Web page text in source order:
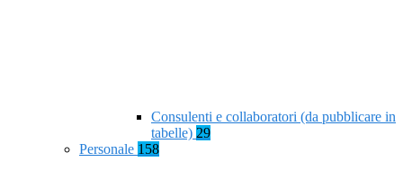
Consulenti e collaboratori (da pubblicare in
tabelle) 29
Personale 158